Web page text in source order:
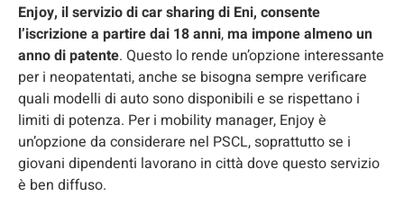
Enjoy, il servizio di car sharing di Eni, consente
l’iscrizione a partire dai 18 anni,ma impone almeno un
anno di patente. Questo lo rende un’opzione interessante
per i neopatentati, anche se bisogna sempre verificare
quali modelli di auto sono disponibili e se rispettano i
limiti di potenza. Per i mobility manager, Enjoy è
un’opzione da considerare nel PSCL, soprattutto se i
giovani dipendenti lavorano in città dove questo servizio
è ben diffuso.